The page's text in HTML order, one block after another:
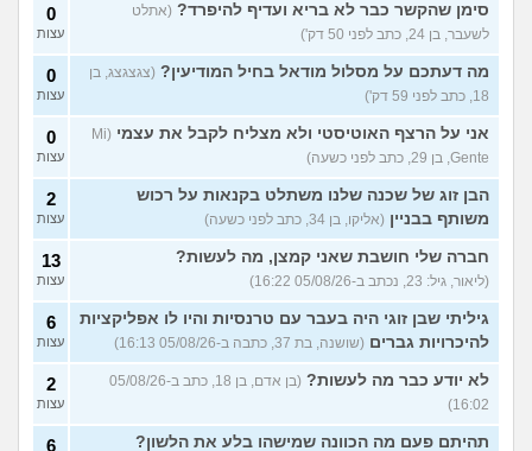
לא משלמת בדייטים 9
עצות
יוצאת איתו היום לדייט ראשון
(אנונימית, בת 18)
3
עצות
עוד שאלות חדשות במדור
סימן שהקשר כבר לא בריא ועדיף להיפרד? (אתלט
לשעבר, בן 24, כתב לפני 50 דק')
0
עצות
מה דעתכם על מסלול מודאל בחיל המודיעין? (צגצגצג, בן
18, כתב לפני 59 דק')
0
עצות
אני על הרצף האוטיסטי ולא מצליח לקבל את עצמי
(Mi
Gente, בן 29, כתב לפני כשעה)
0
עצות
הבן זוג של שכנה שלנו משתלט בקנאות על רכוש
משותף בבניין (אליקו, בן 34, כתב לפני כשעה)
2
עצות
חברה שלי חושבת שאני קמצן, מה לעשות?
(ליאור, גיל: 23, נכתב ב-05/08/26 16:22)
13
עצות
גיליתי שבן זוגי היה בעבר עם טרנסיות והיו לו אפליקציות
להיכרויות גברים (שושנה, בת 37, כתבה ב-05/08/26 16:13)
6
עצות
לא יודע כבר מה לעשות?
(בן אדם, בן 18, כתב ב-05/08/26
16:02)
2
עצות
תהיתם פעם מה הכוונה שמישהו בלע את הלשון? 6